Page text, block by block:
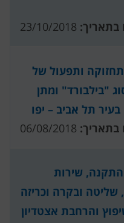
בתאריך:
להתקנה, תחזוקה ותפעול של
"בילבורד" ומתן
תל אביב – יפו
בתאריך:
התקנה, שירות
ובקרה וכריזה
והרחבת אצטדיון